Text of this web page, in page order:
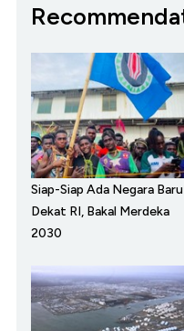
Siap-Siap Ada Negara Baru
Dekat RI, Bakal Merdeka
2030